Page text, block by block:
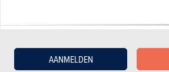
AANMELDEN